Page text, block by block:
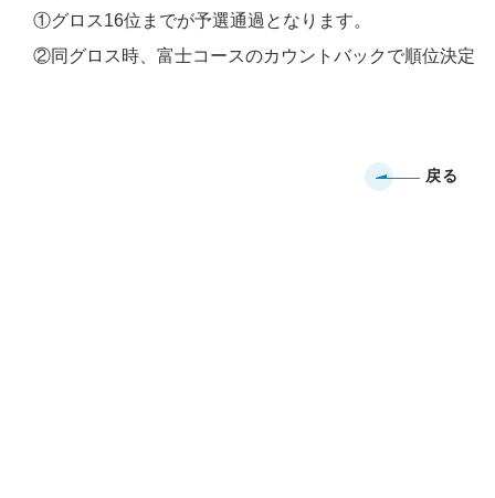
①グロス16位までが予選通過となります。
②同グロス時、富士コースのカウントバックで順位決定
戻る